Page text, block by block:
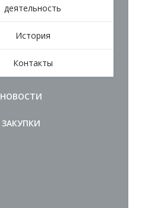
деятельность
История
Контакты
НОВОСТИ
ЗАКУПКИ